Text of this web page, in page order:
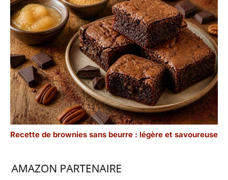
Recette de brownies sans beurre : légère et savoureuse